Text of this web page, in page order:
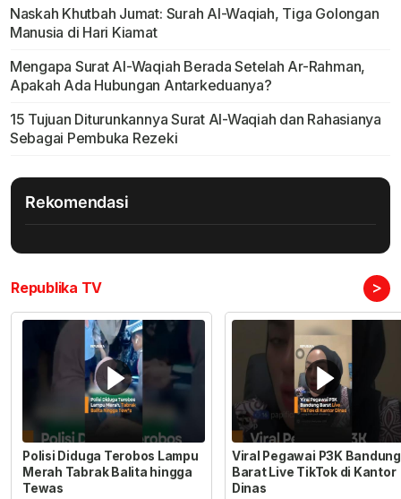
Naskah Khutbah Jumat: Surah Al-Waqiah, Tiga Golongan
Manusia di Hari Kiamat
Mengapa Surat Al-Waqiah Berada Setelah Ar-Rahman,
Apakah Ada Hubungan Antarkeduanya?
15 Tujuan Diturunkannya Surat Al-Waqiah dan Rahasianya
Sebagai Pembuka Rezeki
Rekomendasi
Republika TV >
Polisi Diduga Terobos Lampu
Merah Tabrak Balita hingga
Tewas
Viral Pegawai P3K Bandung
Barat Live TikTok di Kantor
Dinas